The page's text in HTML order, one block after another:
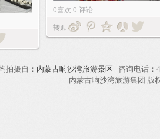
0喜欢 0 评论
转贴
拍摄自： 内蒙古响沙湾旅游景区 咨询电话
内蒙古响沙湾旅游集团